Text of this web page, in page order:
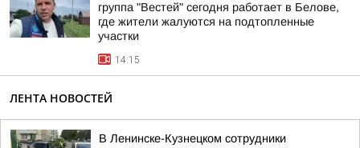
группа "Вестей" сегодня работает в Белове,
где жители жалуются на подтопленные
участки
14:15
ЛЕНТА НОВОСТЕЙ
В Ленинске-Кузнецком сотрудники